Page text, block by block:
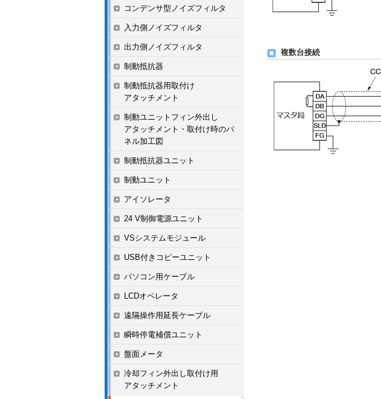
複数台接続
コンデンサ型ノイズフィルタ
入力側ノイズフィルタ
出力側ノイズフィルタ
制動抵抗器
制動抵抗器用取付け
アタッチメント
制動ユニットフィン外出し
アタッチメント・取付け時のパ
ネル加工図
制動抵抗器ユニット
制動ユニット
アイソレータ
24 V制御電源ユニット
VSシステムモジュール
USB付きコピーユニット
パソコン用ケーブル
LCDオペレータ
遠隔操作用延長ケーブル
瞬時停電補償ユニット
盤面メータ
冷却フィン外出し取付け用
アタッチメント